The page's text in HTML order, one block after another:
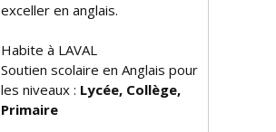
exceller en anglais.
Habite à LAVAL
Soutien scolaire en Anglais pour
les niveaux : Lycée, Collège,
Primaire